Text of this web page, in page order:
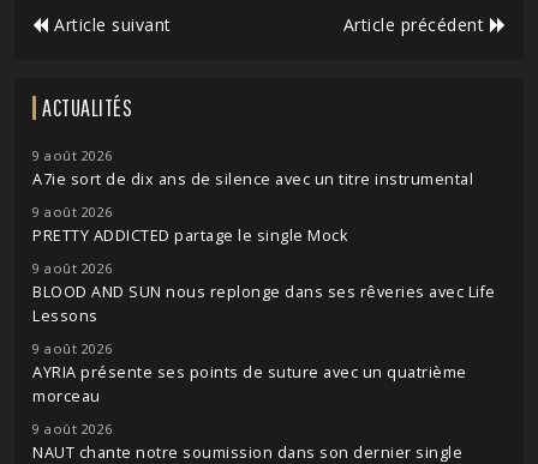
Article suivant Article précédent
ACTUALITÉS
9 août 2026
A7ie sort de dix ans de silence avec un titre instrumental
9 août 2026
PRETTY ADDICTED partage le single Mock
9 août 2026
BLOOD AND SUN nous replonge dans ses rêveries avec Life
Lessons
9 août 2026
AYRIA présente ses points de suture avec un quatrième
morceau
9 août 2026
NAUT chante notre soumission dans son dernier single